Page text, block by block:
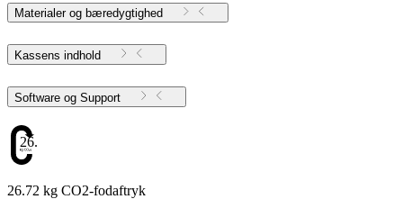
Materialer og bæredygtighed
Kassens indhold
Software og Support
26.72
26.72 kg CO2-fodaftryk